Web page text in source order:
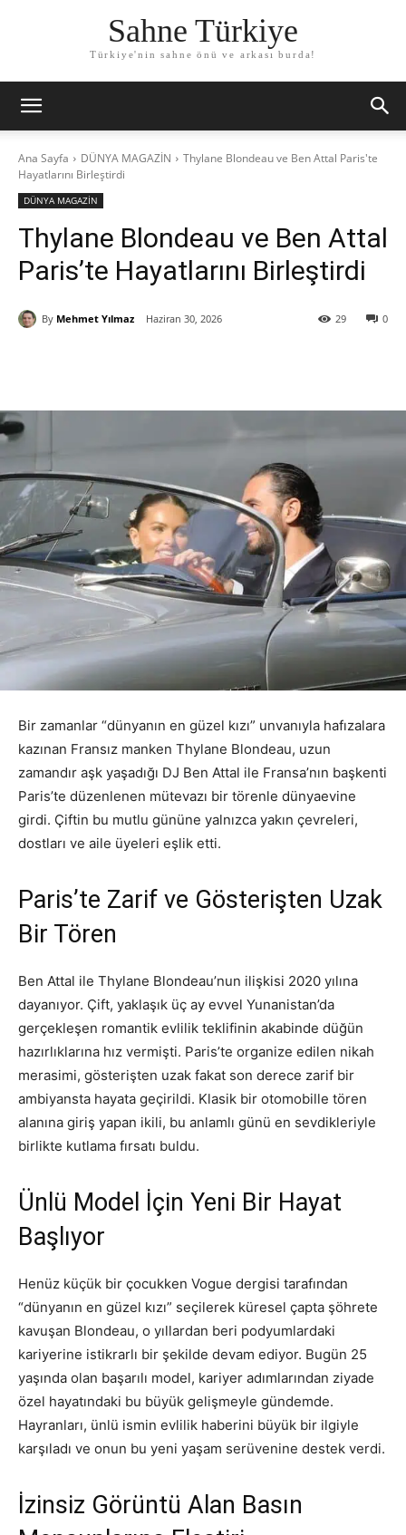
Sahne Türkiye
Türkiye'nin sahne önü ve arkası burda!
Ana Sayfa DÜNYA MAGAZİN
Thylane Blondeau ve Ben Attal Paris'te
Hayatlarını Birleştirdi
DÜNYA MAGAZİN
Thylane Blondeau ve Ben Attal
Paris’te Hayatlarını Birleştirdi
By Mehmet Yılmaz Haziran 30, 2026 0
29
Bir zamanlar “dünyanın en güzel kızı” unvanıyla hafızalara
kazınan Fransız manken Thylane Blondeau, uzun
zamandır aşk yaşadığı DJ Ben Attal ile Fransa’nın başkenti
Paris’te düzenlenen mütevazı bir törenle dünyaevine
girdi. Çiftin bu mutlu gününe yalnızca yakın çevreleri,
dostları ve aile üyeleri eşlik etti.
Paris’te Zarif ve Gösterişten Uzak
Bir Tören
Ben Attal ile Thylane Blondeau’nun ilişkisi 2020 yılına
dayanıyor. Çift, yaklaşık üç ay evvel Yunanistan’da
gerçekleşen romantik evlilik teklifinin akabinde düğün
hazırlıklarına hız vermişti. Paris’te organize edilen nikah
merasimi, gösterişten uzak fakat son derece zarif bir
ambiyansta hayata geçirildi. Klasik bir otomobille tören
alanına giriş yapan ikili, bu anlamlı günü en sevdikleriyle
birlikte kutlama fırsatı buldu.
Ünlü Model İçin Yeni Bir Hayat
Başlıyor
Henüz küçük bir çocukken Vogue dergisi tarafından
“dünyanın en güzel kızı” seçilerek küresel çapta şöhrete
kavuşan Blondeau, o yıllardan beri podyumlardaki
kariyerine istikrarlı bir şekilde devam ediyor. Bugün 25
yaşında olan başarılı model, kariyer adımlarından ziyade
özel hayatındaki bu büyük gelişmeyle gündemde.
Hayranları, ünlü ismin evlilik haberini büyük bir ilgiyle
karşıladı ve onun bu yeni yaşam serüvenine destek verdi.
İzinsiz Görüntü Alan Basın